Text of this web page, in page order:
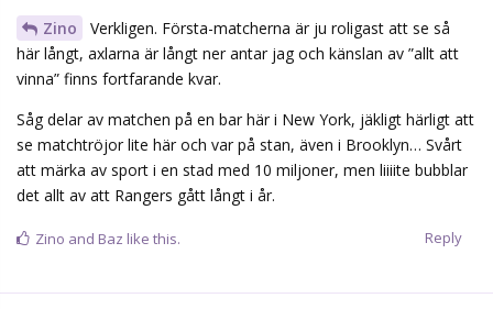
Zino
Verkligen. Första-matcherna är ju roligast att se så
här långt, axlarna är långt ner antar jag och känslan av ”allt att
vinna” finns fortfarande kvar.
Såg delar av matchen på en bar här i New York, jäkligt härligt att
se matchtröjor lite här och var på stan, även i Brooklyn… Svårt
att märka av sport i en stad med 10 miljoner, men liiiite bubblar
det allt av att Rangers gått långt i år.
Reply
Zino and Baz like this.